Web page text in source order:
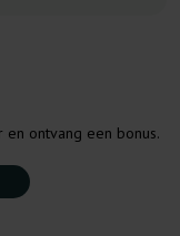
ontvang een bonus.